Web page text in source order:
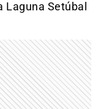
Laguna Setúbal